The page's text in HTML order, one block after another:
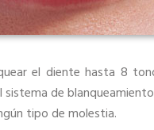
el diente hasta 8
de
tipo de molestia.